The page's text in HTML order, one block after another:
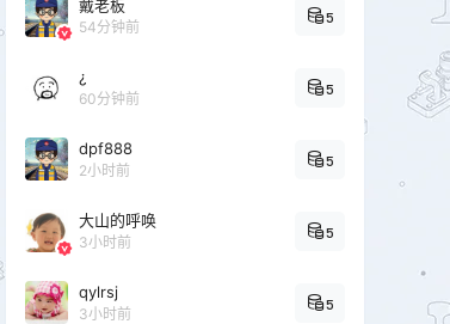
戴老板
54分钟前
5
¿
60分钟前
5
dpf888
2小时前
5
大山的呼唤
3小时前
5
qylrsj
3小时前
5